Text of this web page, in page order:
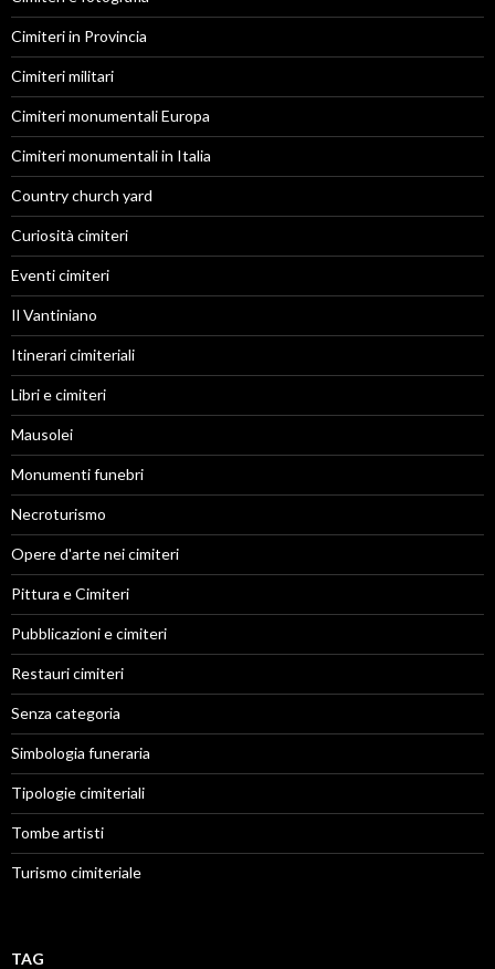
Cimiteri in Provincia
Cimiteri militari
Cimiteri monumentali Europa
Cimiteri monumentali in Italia
Country church yard
Curiosità cimiteri
Eventi cimiteri
Il Vantiniano
Itinerari cimiteriali
Libri e cimiteri
Mausolei
Monumenti funebri
Necroturismo
Opere d'arte nei cimiteri
Pittura e Cimiteri
Pubblicazioni e cimiteri
Restauri cimiteri
Senza categoria
Simbologia funeraria
Tipologie cimiteriali
Tombe artisti
Turismo cimiteriale
TAG